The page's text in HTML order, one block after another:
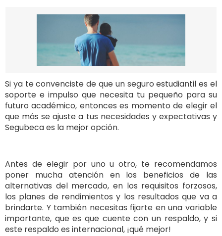
Si ya te convenciste de que un seguro estudiantil es el
soporte e impulso que necesita tu pequeño para su
futuro académico, entonces es momento de elegir el
que más se ajuste a tus necesidades y expectativas y
Segubeca es la mejor opción.
Antes de elegir por uno u otro, te recomendamos
poner mucha atención en los beneficios de las
alternativas del mercado, en los requisitos forzosos,
los planes de rendimientos y los resultados que va a
brindarte. Y también necesitas fijarte en una variable
importante, que es que cuente con un respaldo, y si
este respaldo es internacional, ¡qué mejor!